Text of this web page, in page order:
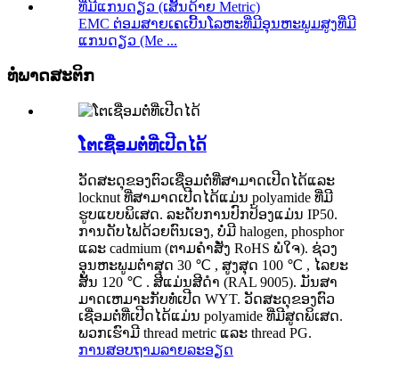
EMC ຕ່ອມສາຍເຄເບີ້ນໂລຫະທີ່ມີອຸນຫະພູມສູງທີ່ມີ
ແກນດຽວ (Me ...
ທໍ່ພາດສະຕິກ
ໂຕເຊື່ອມຕໍ່ທີ່ເປີດໄດ້
ວັດສະດຸຂອງຕົວເຊື່ອມຕໍ່ທີ່ສາມາດເປີດໄດ້ແລະ
locknut ທີ່ສາມາດເປີດໄດ້ແມ່ນ polyamide ທີ່ມີ
ຮູບແບບພິເສດ. ລະດັບການປົກປ້ອງແມ່ນ IP50.
ການດັບໄຟດ້ວຍຕົນເອງ, ບໍ່ມີ halogen, phosphor
ແລະ cadmium (ຕາມຄໍາສັ່ງ RoHS ພໍໃຈ). ຊ່ວງ
ອຸນຫະພູມຕໍ່າສຸດ 30 ℃ , ສູງສຸດ 100 ℃ , ໄລຍະ
ສັ້ນ 120 ℃ . ສີແມ່ນສີດໍາ (RAL 9005). ມັນສາ
ມາດເຫມາະກັບທໍ່ເປີດ WYT. ວັດສະດຸຂອງຕົວ
ເຊື່ອມຕໍ່ທີ່ເປີດໄດ້ແມ່ນ polyamide ທີ່ມີສູດພິເສດ.
ພວກເຮົາມີ thread metric ແລະ thread PG.
ການສອບຖາມລາຍລະອຽດ